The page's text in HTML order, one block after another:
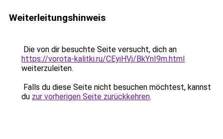
Weiterleitungshinweis
Die von dir besuchte Seite versucht, dich an
https://vorota-kalitki.ru/CEyiHVj/BkYnI9m.html
weiterzuleiten.
Falls du diese Seite nicht besuchen möchtest, kannst
du zur vorherigen Seite zurückkehren.